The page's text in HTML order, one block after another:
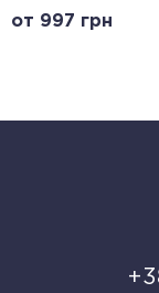
от 997 грн